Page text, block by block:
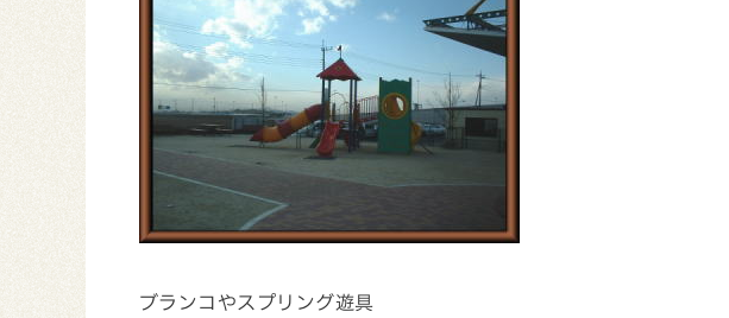
ブランコやスプリング遊具